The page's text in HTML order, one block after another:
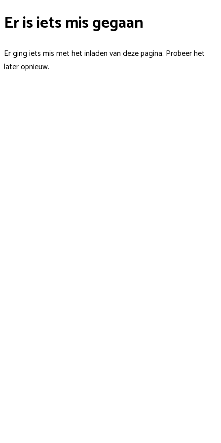
Er is iets mis gegaan
Er ging iets mis met het inladen van deze pagina. Probeer het
later opnieuw.